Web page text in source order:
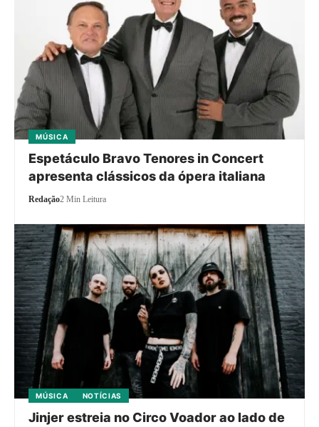
MÚSICA
Espetáculo Bravo Tenores in Concert
apresenta clássicos da ópera italiana
Redação2 Min Leitura
MÚSICA NOTÍCIAS
Jinjer estreia no Circo Voador ao lado de